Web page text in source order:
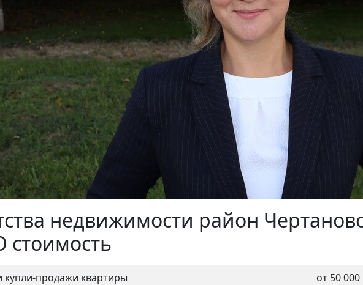
недвижимости район
купли-продажи квартиры
от 50 000
Ключевая 10к2
14 999 990 ₽
ЖК «RiverSky»
21 000 000 ₽